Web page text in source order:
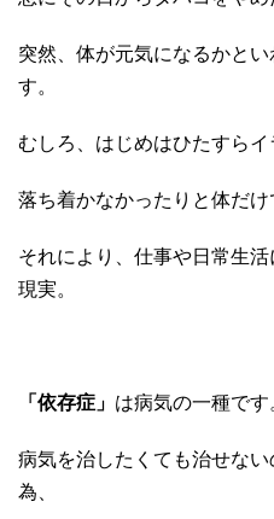
突然、体が元気になるかと
す。
むしろ、はじめはひたすらイ
落ち着かなかったりと体だ
それにより、仕事や日常生
現実。
「依存症」 は病気の一種です
病気を治したくても治せな
為、